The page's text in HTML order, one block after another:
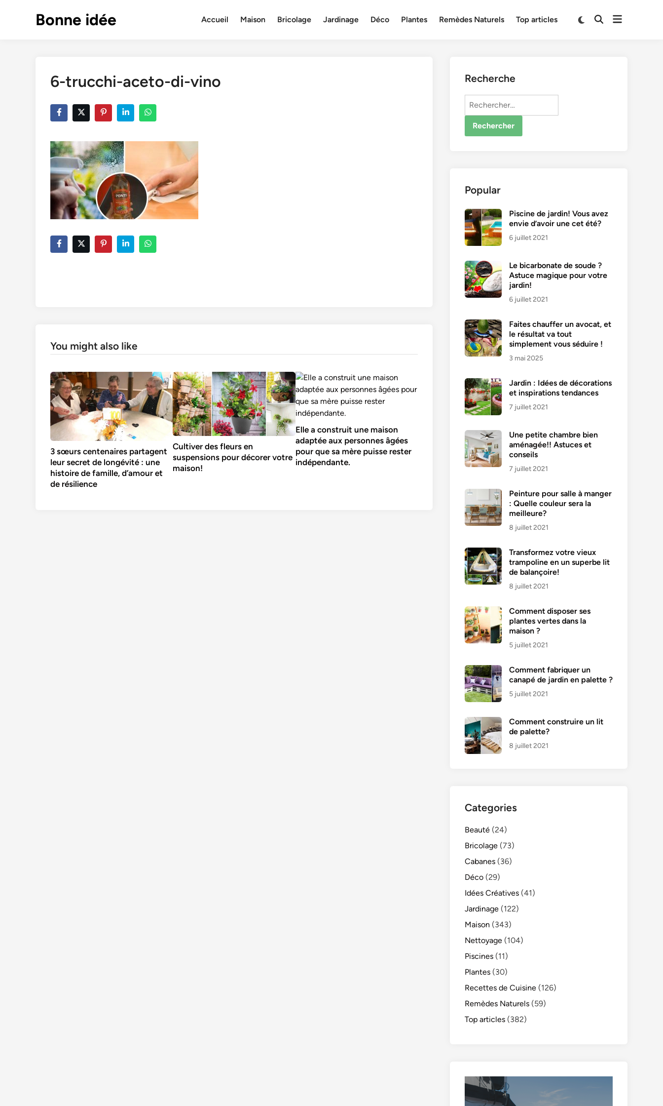
Bonne idée Accueil Maison Bricolage Jardinage Déco Plantes Remèdes Naturels Top articles
SwitchOpenOpen
6-trucchi-aceto-di-vino
You might also like
3 sœurs centenaires partagent
leur secret de longévité : une
histoire de famille, d’amour et
de résilience
Cultiver des fleurs en
suspensions pour décorer votre
maison!
Elle a construit une maison
adaptée aux personnes âgées
pour que sa mère puisse rester
indépendante.
Recherche
Rechercher :
Popular
Piscine de jardin! Vous avez
envie d’avoir une cet été?
6 juillet 2021
Le bicarbonate de soude ?
Astuce magique pour votre
jardin!
6 juillet 2021
Faites chauffer un avocat, et
le résultat va tout
simplement vous séduire !
3 mai 2025
Jardin : Idées de décorations
et inspirations tendances
7 juillet 2021
Une petite chambre bien
aménagée!! Astuces et
conseils
7 juillet 2021
Peinture pour salle à manger
: Quelle couleur sera la
meilleure?
8 juillet 2021
Transformez votre vieux
trampoline en un superbe lit
de balançoire!
8 juillet 2021
Comment disposer ses
plantes vertes dans la
maison ?
5 juillet 2021
Comment fabriquer un
canapé de jardin en palette ?
5 juillet 2021
Comment construire un lit
de palette?
8 juillet 2021
Categories
Beauté (24)
Bricolage (73)
Cabanes (36)
Déco (29)
Idées Créatives (41)
Jardinage (122)
Maison (343)
Nettoyage (104)
Piscines (11)
Plantes (30)
Recettes de Cuisine (126)
Remèdes Naturels (59)
Top articles (382)